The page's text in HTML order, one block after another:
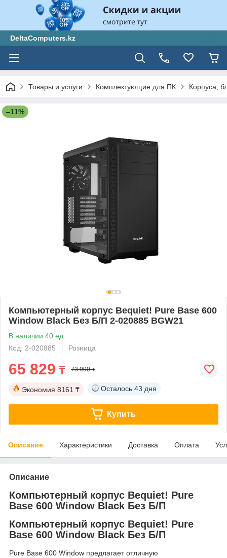
DeltaComputers.kz
Товары и услуги Комплектующие для ПК Корпуса,
–11%
Компьютерный корпус Bequiet! Pure Base 600
Window Black Без Б/П 2-020885 BGW21
В наличии 40 ед.
Код: 2-020885
Розница
65 829 ₸ 73 990 ₸
Экономия 8161 ₸ Осталось 43 дня
Купить
Описание Характеристики Доставка Оплата
Описание
Компьютерный корпус Bequiet! Pure
Base 600 Window Black Без Б/П
Компьютерный корпус Bequiet! Pure
Base 600 Window Black Без Б/П
Pure Base 600 Window предлагает отличную